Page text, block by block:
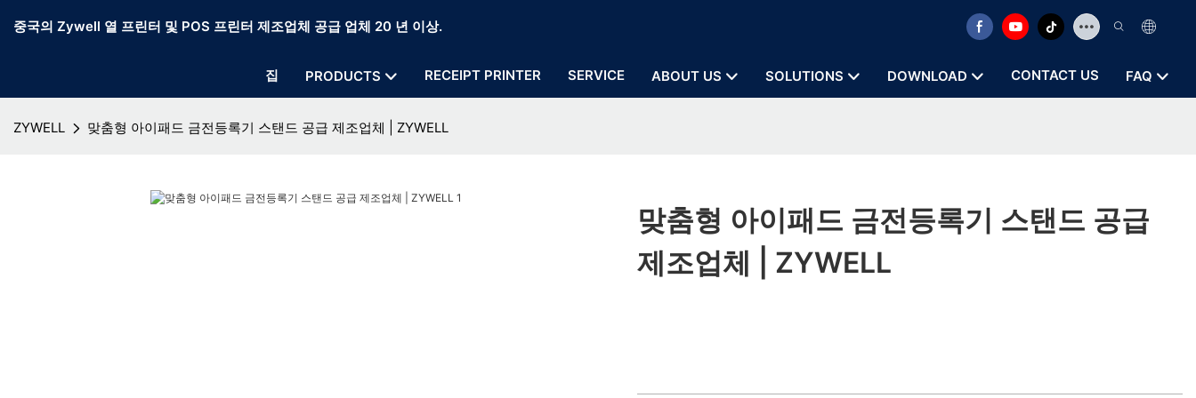
중국의 Zywell 열 프린터 및 POS 프린터 제조업체 공급 업체 20 년 이상.
집 PRODUCTS RECEIPT PRINTER SERVICE ABOUT US SOLUTIONS DOWNLOAD CONTACT US FAQ
ZYWELL 맞춤형 아이패드 금전등록기 스탠드 공급 제조업체 | ZYWELL
맞춤형 아이패드 금전등록기 스탠드 공급
제조업체 | ZYWELL